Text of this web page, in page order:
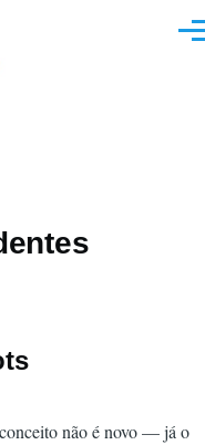
não é novo — já o